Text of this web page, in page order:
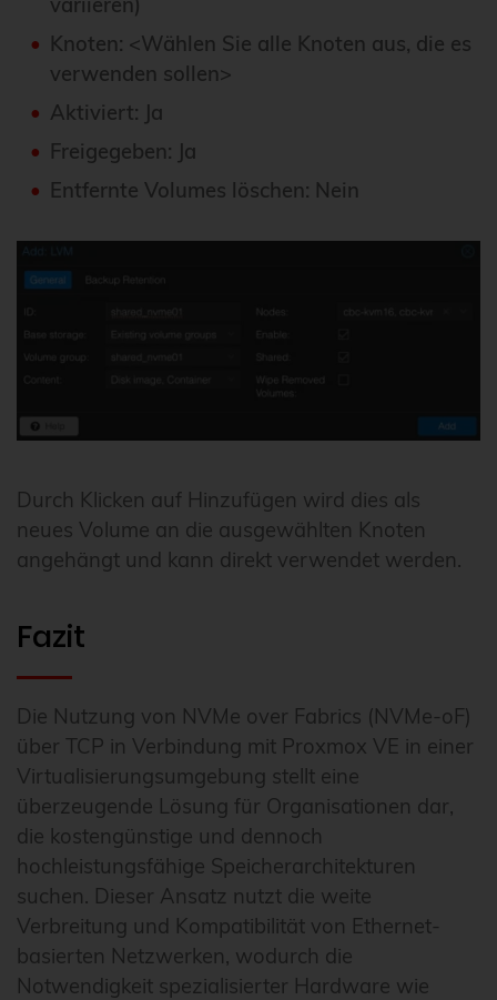
variieren)
Knoten: <Wählen Sie alle Knoten aus, die es
verwenden sollen>
Aktiviert: Ja
Freigegeben: Ja
Entfernte Volumes löschen: Nein
Durch Klicken auf Hinzufügen wird dies als
neues Volume an die ausgewählten Knoten
angehängt und kann direkt verwendet werden.
Fazit
Die Nutzung von NVMe over Fabrics (NVMe-oF)
über TCP in Verbindung mit Proxmox VE in einer
Virtualisierungsumgebung stellt eine
überzeugende Lösung für Organisationen dar,
die kostengünstige und dennoch
hochleistungsfähige Speicherarchitekturen
suchen. Dieser Ansatz nutzt die weite
Verbreitung und Kompatibilität von Ethernet-
basierten Netzwerken, wodurch die
Notwendigkeit spezialisierter Hardware wie